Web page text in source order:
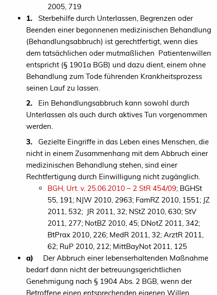
2005, 719
1. Sterbehilfe durch Unterlassen, Begrenzen oder
Beenden einer begonnenen medizinischen Behandlung
(Behandlungsabbruch) ist gerechtfertigt, wenn dies
dem tatsächlichen oder mutmaßlichen Patientenwillen
entspricht (§ 1901a BGB) und dazu dient, einem ohne
Behandlung zum Tode führenden Krankheitsprozess
seinen Lauf zu lassen.
2. Ein Behandlungsabbruch kann sowohl durch
Unterlassen als auch durch aktives Tun vorgenommen
werden.
3.
Gezielte Eingriffe in das Leben eines Menschen, die
nicht in einem Zusammenhang mit dem Abbruch einer
medizinischen Behandlung stehen, sind einer
Rechtfertigung durch Einwilligung nicht zugänglich.
BGH, Urt. v. 25.06.2010 – 2 StR 454/09; BGHSt
55, 191; NJW 2010, 2963; FamRZ 2010, 1551; JZ
2011, 532; JR 2011, 32; NStZ 2010, 630; StV
2011, 277; NotBZ 2010, 45; DNotZ 2011, 342;
BtPrax 2010, 226; MedR 2011, 32; ArztR 2011,
62; RuP 2010, 212; MittBayNot 2011, 125
a)
Der Abbruch einer lebenserhaltenden Maßnahme
bedarf dann nicht der betreuungsgerichtlichen
Genehmigung nach § 1904 Abs. 2 BGB, wenn der
Betroffene einen entsprechenden eigenen Willen